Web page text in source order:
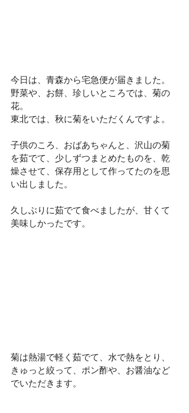
今日は、青森から宅急便が届きました。
野菜や、お餅、珍しいところでは、菊の
花。
東北では、秋に菊をいただくんですよ。
子供のころ、おばあちゃんと、沢山の菊
を茹でて、少しずつまとめたものを、乾
燥させて、保存用として作ってたのを思
い出しました。
久しぶりに茹でて食べましたが、甘くて
美味しかったです。
菊は熱湯で軽く茹でて、水で熱をとり、
きゅっと絞って、ポン酢や、お醤油など
でいただきます。